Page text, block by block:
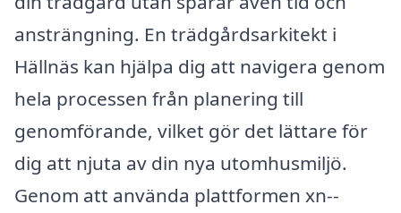
ansträngning. En trädgårdsarkitekt i
Hällnäs kan hjälpa dig att navigera genom
hela processen från planering till
genomförande, vilket gör det lättare för
dig att njuta av din nya utomhusmiljö.
Genom att använda plattformen xn--